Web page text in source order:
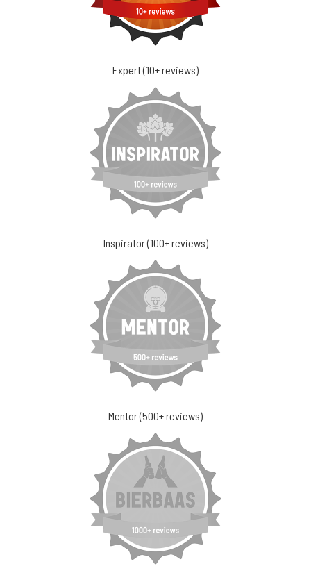
Expert (10+ reviews)
Inspirator (100+ reviews)
Mentor (500+ reviews)